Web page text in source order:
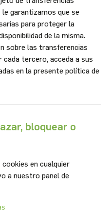
garantizamos que se
para proteger la
de la misma.
sobre las transferencias
tercero, acceda a sus
en la presente política de
bloquear o
en cualquier
a nuestro panel de